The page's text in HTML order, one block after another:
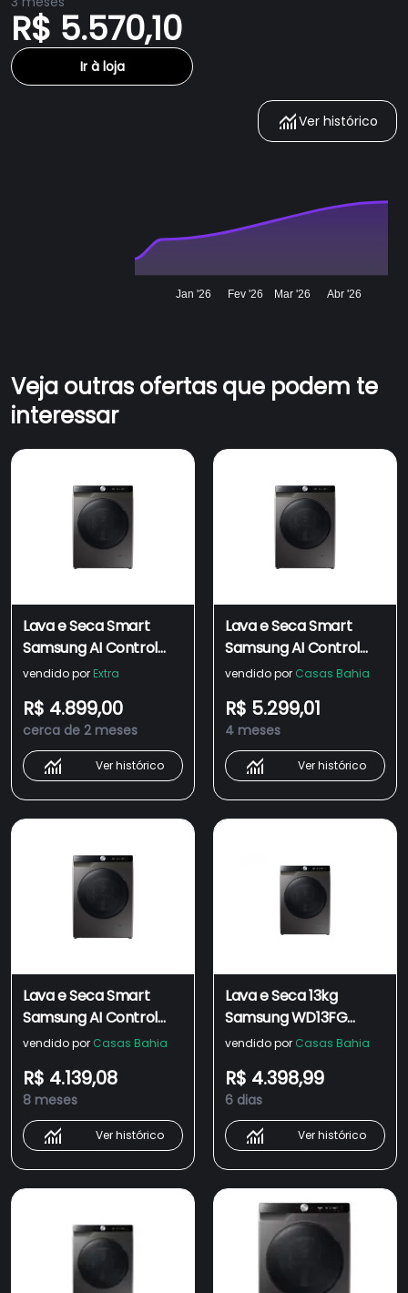
R$ 5.570,10
Ir à loja
Ver histórico
Jan '26 Fev '26 Mar '26 Abr '26
Veja outras ofertas que podem te
interessar
Lava e Seca Smart
Samsung AI Control
WD13FG Inox 13kg
vendido por Extra
R$ 4.899,00
cerca de 2 meses
Ver histórico
Lava e Seca Smart
Samsung AI Control
WD13FG Inox 13kg
vendido por Casas Bahia
R$ 5.299,01
4 meses
Ver histórico
Lava e Seca Smart
Samsung AI Control
WD13FG Inox 13kg
vendido por Casas Bahia
R$ 4.139,08
8 meses
Ver histórico
Lava e Seca 13kg
Samsung WD13FG
Smart AI Control Inox -
vendido por Casas Bahia
R$ 4.398,99
6 dias
Ver histórico